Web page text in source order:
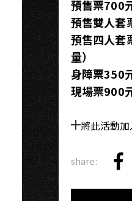
預售票700
預售雙人套
預售四人套
量）
身障票350
現場票900
將此活動
share:
on
Copy